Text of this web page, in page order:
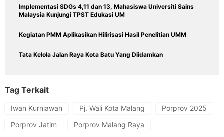
Implementasi SDGs 4,11 dan 13, Mahasiswa Universiti Sains
Malaysia Kunjungi TPST Edukasi UM
Kegiatan PMM Aplikasikan Hilirisasi Hasil Penelitian UMM
Tata Kelola Jalan Raya Kota Batu Yang Diidamkan
Tag Terkait
Iwan Kurniawan Pj. Wali Kota Malang
Porprov 2025
Porprov Jatim
Porprov Malang Raya